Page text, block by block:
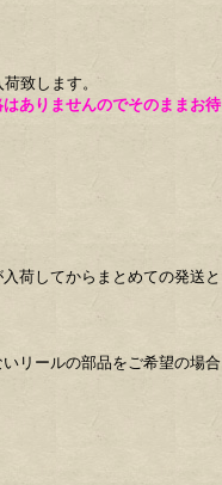
致します。
ありませんのでそのままお待
荷してからまとめての発送と
リールの部品をご希望の場合